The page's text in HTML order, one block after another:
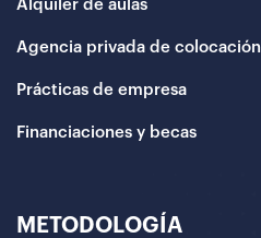
Alquiler de aulas
Agencia privada de colocación
Prácticas de empresa
Financiaciones y becas
METODOLOGÍA